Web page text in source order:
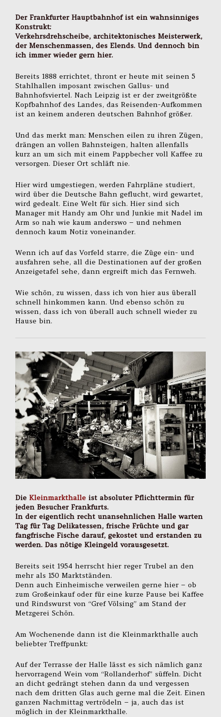
Der Frankfurter Hauptbahnhof ist ein wahnsinniges
Konstrukt:
Verkehrsdrehscheibe, architektonisches Meisterwerk,
der Menschenmassen, des Elends. Und dennoch bin
ich immer wieder gern hier.
Bereits 1888 errichtet, thront er heute mit seinen 5
Stahlhallen imposant zwischen Gallus- und
Bahnhofsviertel. Nach Leipzig ist er der zweitgrößte
Kopfbahnhof des Landes, das Reisenden-Aufkommen
ist an keinem anderen deutschen Bahnhof größer.
Und das merkt man: Menschen eilen zu ihren Zügen,
drängen an vollen Bahnsteigen, halten allenfalls
kurz an um sich mit einem Pappbecher voll Kaffee zu
versorgen. Dieser Ort schläft nie.
Hier wird umgestiegen, werden Fahrpläne studiert,
wird über die Deutsche Bahn geflucht, wird gewartet,
wird gedealt. Eine Welt für sich. Hier sind sich
Manager mit Handy am Ohr und Junkie mit Nadel im
Arm so nah wie kaum anderswo – und nehmen
dennoch kaum Notiz voneinander.
Wenn ich auf das Vorfeld starre, die Züge ein- und
ausfahren sehe, all die Destinationen auf der großen
Anzeigetafel sehe, dann ergreift mich das Fernweh.
Wie schön, zu wissen, dass ich von hier aus überall
schnell hinkommen kann. Und ebenso schön zu
wissen, dass ich von überall auch schnell wieder zu
Hause bin.
DieKleinmarkthalle ist absoluter Pflichttermin für
jeden Besucher Frankfurts.
In der eigentlich recht unansehnlichen Halle warten
Tag für Tag Delikatessen, frische Früchte und gar
fangfrische Fische darauf, gekostet und erstanden zu
werden. Das nötige Kleingeld vorausgesetzt.
Bereits seit 1954 herrscht hier reger Trubel an den
mehr als 150 Marktständen.
Denn auch Einheimische verweilen gerne hier – ob
zum Großeinkauf oder für eine kurze Pause bei Kaffee
und Rindswurst von “Gref Völsing” am Stand der
Metzgerei Schön.
Am Wochenende dann ist die Kleinmarkthalle auch
beliebter Treffpunkt:
Auf der Terrasse der Halle lässt es sich nämlich ganz
hervorragend Wein vom “Rollanderhof” süffeln. Dicht
an dicht gedrängt stehen dann da und vergessen
nach dem dritten Glas auch gerne mal die Zeit. Einen
ganzen Nachmittag vertrödeln – ja, auch das ist
möglich in der Kleinmarkthalle.